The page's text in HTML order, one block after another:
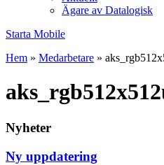
Ägare av Datalogisk
Starta Mobile
Hem » Medarbetare »
Nyheter
Ny uppdatering